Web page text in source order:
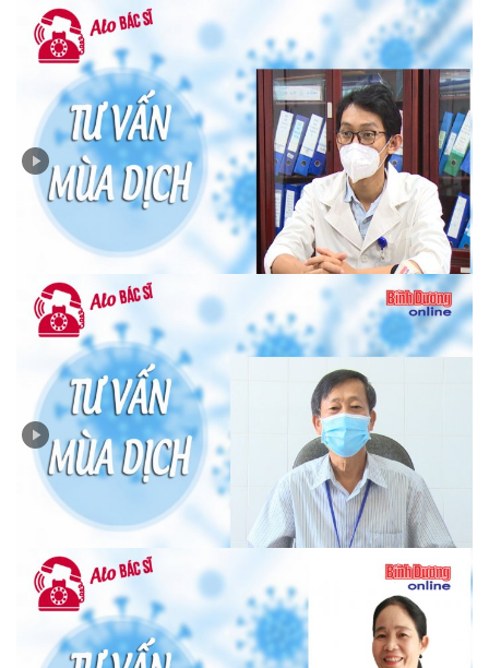
Hướng dẫn cách sát khuẩn sau khi hoàn thành điều trị
Alo Bác sĩ: Những điều cần lưu ý trước và sau khi tiêm
vắc xin phòng Covid-19